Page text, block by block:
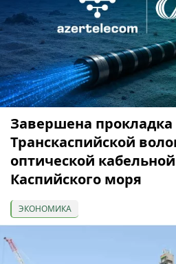
Завершена прокладка
Транскаспийской
оптической
Каспийского моря
ЭКОНОМИКА